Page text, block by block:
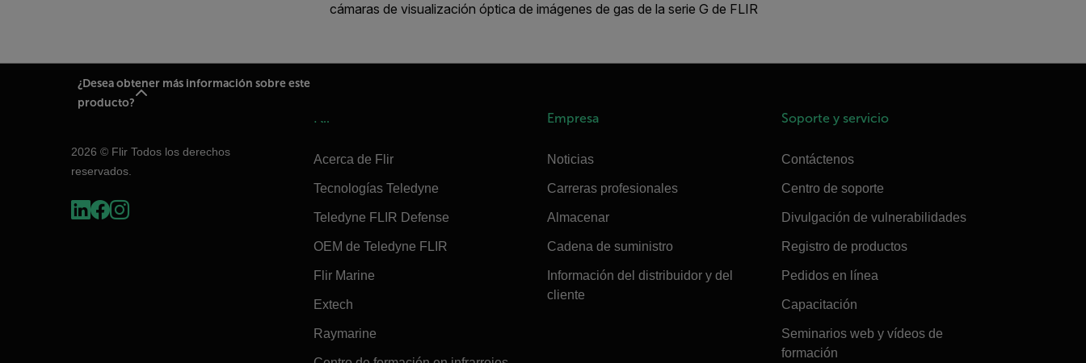
cámaras de visualización óptica de imágenes de gas de la serie G de FLIR
¿Desea obtener más información sobre este
producto?
2026 © Flir Todos los derechos
reservados.
Flir
Acerca de Flir
Tecnologías Teledyne
Teledyne FLIR Defense
OEM de Teledyne FLIR
Flir Marine
Extech
Raymarine
Empresa
Noticias
Carreras profesionales
Almacenar
Cadena de suministro
Información del distribuidor y del
cliente
Soporte y servicio
Contáctenos
Centro de soporte
Divulgación de vulnerabilidades
Registro de productos
Pedidos en línea
Capacitación
Seminarios web y vídeos de
formación